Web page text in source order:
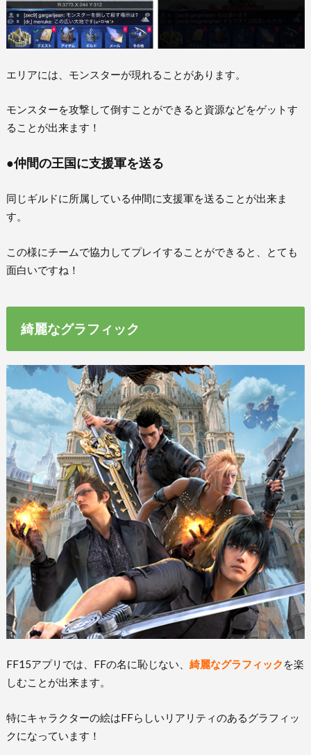
エリアには、モンスターが現れることがあります。
モンスターを攻撃して倒すことができると資源などをゲットす
ることが出来ます！
●仲間の王国に支援軍を送る
同じギルドに所属している仲間に支援軍を送ることが出来ま
す。
この様にチームで協力してプレイすることができると、とても
面白いですね！
綺麗なグラフィック
FF15アプリでは、FFの名に恥じない、 綺麗なグラフィック を楽
しむことが出来ます。
特にキャラクターの絵はFFらしいリアリティのあるグラフィッ
クになっています！